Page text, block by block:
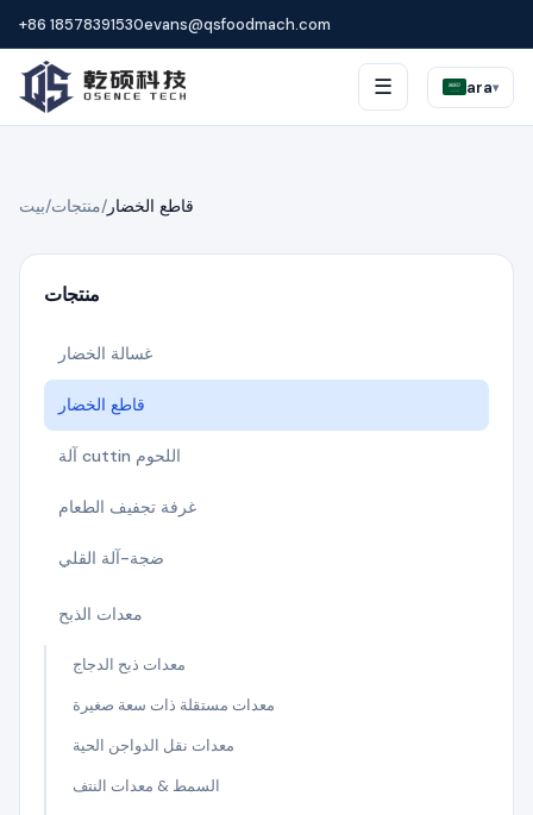
+86 18578391530evans@qsfoodmach.com
☰ ara▾
بيت/منتجات/ قاطع الخضار
منتجات
غسالة الخضار
قاطع الخضار
آلة cuttin اللحوم
غرفة تجفيف الطعام
ضجة-آلة القلي
معدات الذبح
معدات ذبح الدجاج
معدات مستقلة ذات سعة صغيرة
معدات نقل الدواجن الحية
السمط & معدات النتف